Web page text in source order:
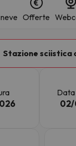
Offerte
Stazione sciistica
Data
02/